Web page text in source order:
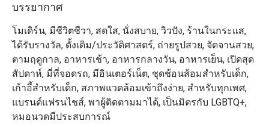
ความพิเศษยิ่งขึ้นด้วยการเพิ่มหอยนางรมสดและแซลมอน
ซาชิมิเข้ามาให้ทานได้อย่างจุใจ
เมนูไฮไลท์ประจำเดือนสิงหาคม
-วันจันทร์
ขาแกะอบเคลือบสมุนไพร เสิร์ฟพร้อมซอสโรสแมรี่
หอยแมลงภู่เสิร์ฟพร้อมเฟรนช์ฟรายส์ (ซอสมารินิแยร์ | ซอส
บรรยากาศ
โมเดิร์น, มีชีวิตชีวา, สดใส, นั่งสบาย, วิวปัง, ร้านในกระแส,
ได้รับรางวัล, ดั้งเดิม/ประวัติศาสตร์, ถ่ายรูปสวย, จัดจานสวย,
ตามฤดูกาล, อาหารเช้า, อาหารกลางวัน, อาหารเย็น, เปิดสุด
สัปดาห์, มี่ที่จอดรถ, มีอินเตอร์เน็ต, ชุดช้อนส้อมสำหรับเด็ก,
เก้าอี้สำหรับเด็ก, สภาพแวดล้อมเข้าถึงง่าย, สำหรับทุกเพศ,
แบรนด์แฟรนไชส์, พาผู้ติดตามมาได้, เป็นมิตรกับ LGBTQ+,
หมอนวดมีประสบการณ์